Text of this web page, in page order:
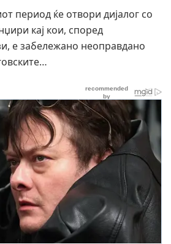
период ќе отвори дијалог со
кај кои, според
е забележано неоправдано